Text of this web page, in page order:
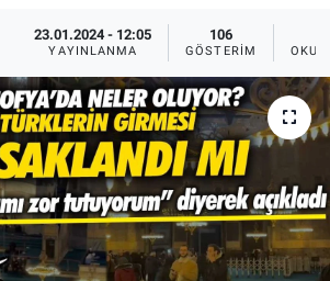
23.01.2024 - 12:05
YAYINLANMA
106
GÖSTERIM